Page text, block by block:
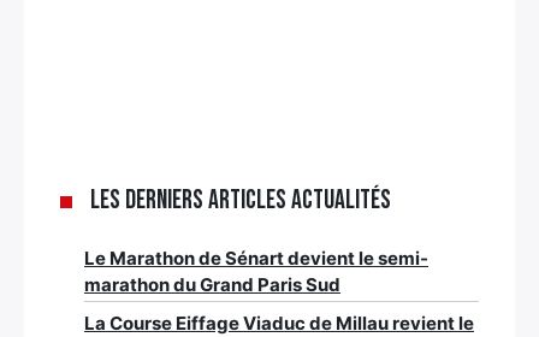
Les derniers articles Actualités
Le Marathon de Sénart devient le semi-
marathon du Grand Paris Sud
La Course Eiffage Viaduc de Millau revient le